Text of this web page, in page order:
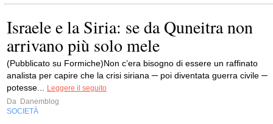
Israele e la Siria: se da Quneitra non
arrivano più solo mele
(Pubblicato su Formiche)Non c’era bisogno di essere un raffinato
analista per capire che la crisi siriana ─ poi diventata guerra civile ─
potesse...
Leggere il seguito
Da Danemblog
SOCIETÀ